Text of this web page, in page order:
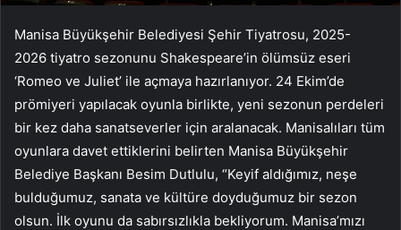
Manisa Büyükşehir Belediyesi Şehir Tiyatrosu, 2025-
2026 tiyatro sezonunu Shakespeare’in ölümsüz eseri
‘Romeo ve Juliet’ ile açmaya hazırlanıyor. 24 Ekim’de
prömiyeri yapılacak oyunla birlikte, yeni sezonun perdeleri
bir kez daha sanatseverler için aralanacak. Manisalıları tüm
oyunlara davet ettiklerini belirten Manisa Büyükşehir
Belediye Başkanı Besim Dutlulu, “Keyif aldığımız, neşe
bulduğumuz, sanata ve kültüre doyduğumuz bir sezon
olsun. İlk oyunu da sabırsızlıkla bekliyorum. Manisa’mızı